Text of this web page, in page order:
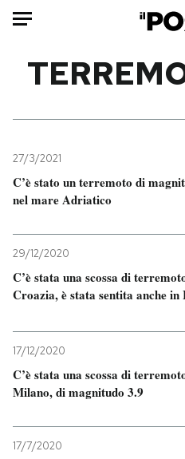
Mondo
Politica
Tecnologia
Scienza
Cultura
Economia
PODCAST
NEWSLETTER
27/3/2021
C’è stato un terremoto di
nel mare Adriatico
29/12/2020
C’è stata una scossa di
Croazia, è stata sentita anche in
17/12/2020
C’è stata una scossa di
Milano, di magnitudo 3.9
17/7/2020